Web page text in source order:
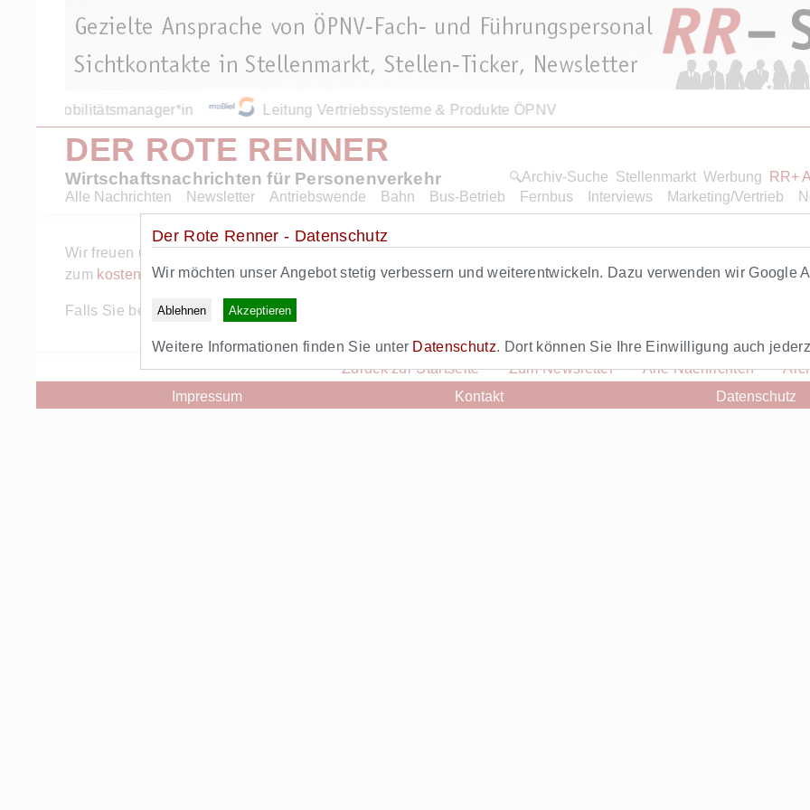
Mobilitätsmanager*in Leitung Vertriebssysteme & Produkte ÖPNV
DER ROTE RENNER
Wirtschaftsnachrichten für Personenverkehr Archiv-Suche Stellenmarkt Werbung RR+
Alle Nachrichten
Newsletter Antriebswende Bahn Bus-Betrieb Fernbus Interviews Marketing/Vertrieb
Der Rote Renner - Datenschutz
Wir möchten unser Angebot stetig verbessern und weiterentwickeln. Dazu verwenden wir Google
Ablehnen Akzeptieren
Weitere Informationen finden Sie unter Datenschutz. Dort können Sie Ihre Einwilligung auch
Wir freuen uns ueber Ihr Interesse am Angebot des Roten Renners. Dieser Artikel ist eine Leistung von RR+.
zum kostenlosen RR+ Probeabo.
Falls Sie bereits RR+ Abonnent sind, können Sie sich hier
Zurück zur Startseite Zum Newsletter Alle Nachrichten
Impressum
Kontakt Datenschutz